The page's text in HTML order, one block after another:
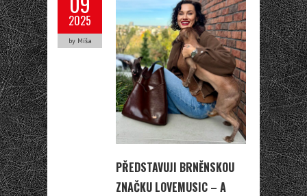
2025
by Míša
PŘEDSTAVUJI BRNĚNSKOU
ZNAČKU LOVEMUSIC – A